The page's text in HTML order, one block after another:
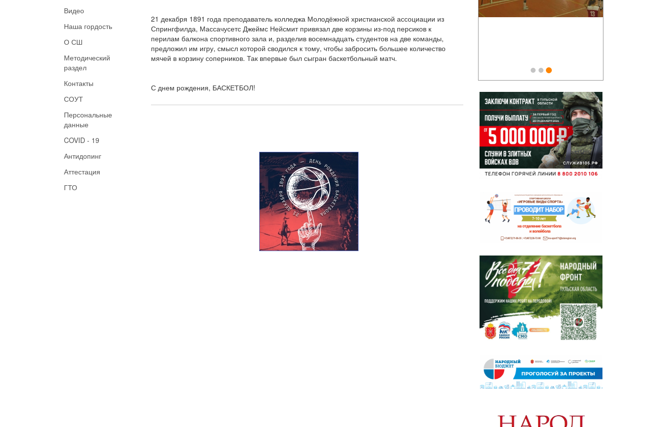
Видео
Наша гордость
О СШ
Методический
раздел
Контакты
СОУТ
Персональные
данные
COVID - 19
Антидопинг
Аттестация
ГТО
21 декабря 1891 года преподаватель колледжа Молодёжной христианской ассоциации из
Спрингфилда, Массачусетс Джеймс Нейсмит привязал две корзины из-под персиков к
перилам балкона спортивного зала и, разделив восемнадцать студентов на две команды,
предложил им игру, смысл которой сводился к тому, чтобы забросить большее количество
мячей в корзину соперников. Так впервые был сыгран баскетбольный матч.
С днем рождения, БАСКЕТБОЛ!